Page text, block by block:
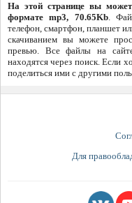
На этой странице вы
формате mp3, 70.65Kb.
телефон, смартфон, планшет
скачиванием вы можете
превью. Все файлы на
находятся через поиск. Если
поделиться ими с другими
Для